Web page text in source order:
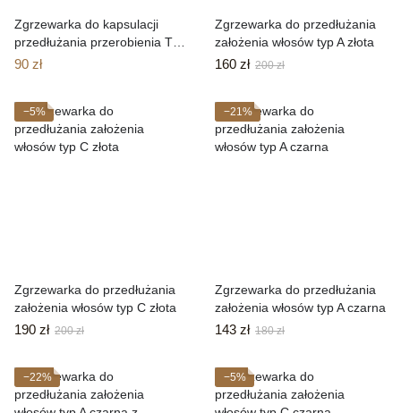
Zgrzewarka do kapsulacji
przedłużania przerobienia Typ
B pink BEZ REGULACJI
90 zł
Zgrzewarka do przedłużania
założenia włosów typ A złota
160 zł 200 zł
−5%
Zgrzewarka do przedłużania
założenia włosów typ C złota
190 zł 200 zł
−21%
Zgrzewarka do przedłużania
założenia włosów typ A czarna
143 zł 180 zł
−22% −5%